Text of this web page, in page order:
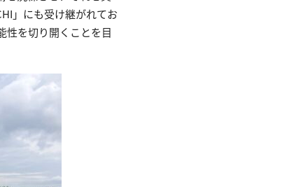
」にも受け継がれてお
性を切り開くことを目